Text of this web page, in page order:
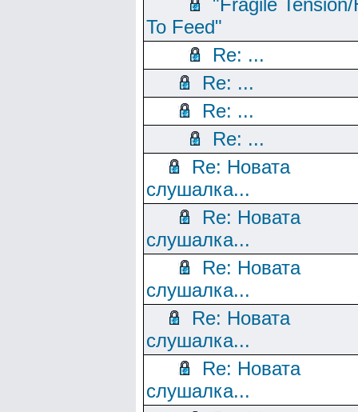
"Fragile Tension/
To Feed"
Re: ...
Re: ...
Re: ...
Re: ...
Re: Новата
слушалка...
Re: Новата
слушалка...
Re: Новата
слушалка...
Re: Новата
слушалка...
Re: Новата
слушалка...